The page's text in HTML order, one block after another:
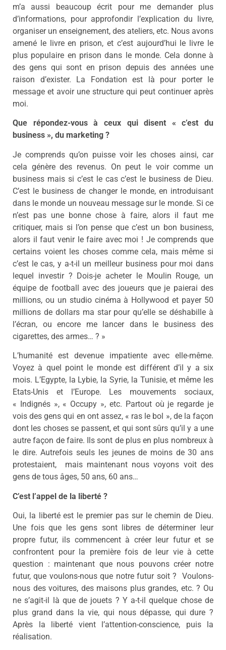
m’a aussi beaucoup écrit pour me demander plus
d’informations, pour approfondir l’explication du livre,
organiser un enseignement, des ateliers, etc. Nous avons
amené le livre en prison, et c’est aujourd’hui le livre le
plus populaire en prison dans le monde. Cela donne à
des gens qui sont en prison depuis des années une
raison d’exister. La Fondation est là pour porter le
message et avoir une structure qui peut continuer après
moi.
Que répondez-vous à ceux qui disent « c’est du
business », du marketing ?
Je comprends qu’on puisse voir les choses ainsi, car
cela génère des revenus. On peut le voir comme un
business mais si c’est le cas c’est le business de Dieu.
C’est le business de changer le monde, en introduisant
dans le monde un nouveau message sur le monde. Si ce
n’est pas une bonne chose à faire, alors il faut me
critiquer, mais si l’on pense que c’est un bon business,
alors il faut venir le faire avec moi ! Je comprends que
certains voient les choses comme cela, mais même si
c’est le cas, y a-t-il un meilleur business pour moi dans
lequel investir ? Dois-je acheter le Moulin Rouge, un
équipe de football avec des joueurs que je paierai des
millions, ou un studio cinéma à Hollywood et payer 50
millions de dollars ma star pour qu’elle se déshabille à
l’écran, ou encore me lancer dans le business des
cigarettes, des armes… ? »
L’humanité est devenue impatiente avec elle-même.
Voyez à quel point le monde est différent d’il y a six
mois. L’Egypte, la Lybie, la Syrie, la Tunisie, et même les
Etats-Unis et l’Europe. Les mouvements sociaux,
« Indignés », « Occupy », etc. Partout où je regarde je
vois des gens qui en ont assez, « ras le bol », de la façon
dont les choses se passent, et qui sont sûrs qu’il y a une
autre façon de faire. Ils sont de plus en plus nombreux à
le dire. Autrefois seuls les jeunes de moins de 30 ans
protestaient, mais maintenant nous voyons voit des
gens de tous âges, 50 ans, 60 ans…
C’est l’appel de la liberté ?
Oui, la liberté est le premier pas sur le chemin de Dieu.
Une fois que les gens sont libres de déterminer leur
propre futur, ils commencent à créer leur futur et se
confrontent pour la première fois de leur vie à cette
question : maintenant que nous pouvons créer notre
futur, que voulons-nous que notre futur soit ? Voulons-
nous des voitures, des maisons plus grandes, etc. ? Ou
ne s’agit-il là que de jouets ? Y a-t-il quelque chose de
plus grand dans la vie, qui nous dépasse, qui dure ?
Après la liberté vient l’attention-conscience, puis la
réalisation.